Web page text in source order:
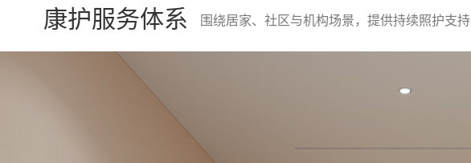
康护服务体系 围绕居家、社区与机构场景，提供持续照护支持